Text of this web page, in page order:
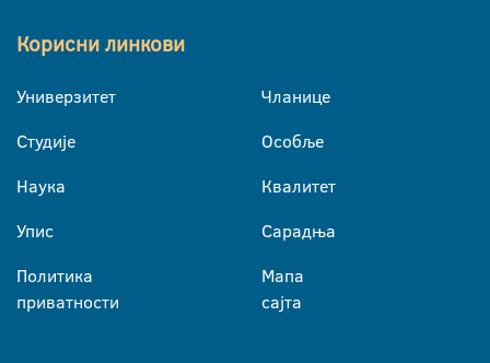
Корисни линкови
Универзитет
Студије
Наука
Упис
Политика
приватности
Чланице
Особље
Квалитет
Сарадња
Мапа
сајта